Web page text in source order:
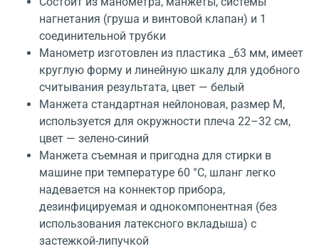
нагнетания (груша и винтовой клапан) и 1
соединительной трубки
Манометр изготовлен из пластика _63 мм, имеет
круглую форму и линейную шкалу для удобного
считывания результата, цвет — белый
Манжета стандартная нейлоновая, размер М,
используется для окружности плеча 22–32 см,
цвет — зелено-синий
Манжета съемная и пригодна для стирки в
машине при температуре 60 °C, шланг легко
надевается на коннектор прибора,
дезинфицируемая и однокомпонентная (без
использования латексного вкладыша) с
застежкой-липучкой